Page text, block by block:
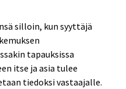
silloin, kun syyttäjä
tapauksissa
itse ja asia tulee
tiedoksi vastaajalle.